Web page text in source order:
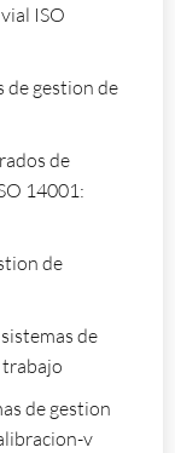
ISO
de gestion de
de
14001:
de
de
trabajo
de gestion
v